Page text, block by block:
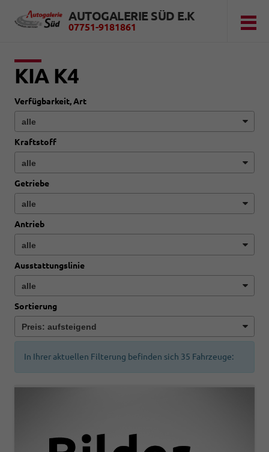
AUTOGALERIE SÜD E.K
07751-9181861
KIA K4
Verfügbarkeit, Art
Kraftstoff
Getriebe
Antrieb
Ausstattungslinie
Sortierung
In Ihrer aktuellen Filterung befinden sich 35 Fahrzeuge: